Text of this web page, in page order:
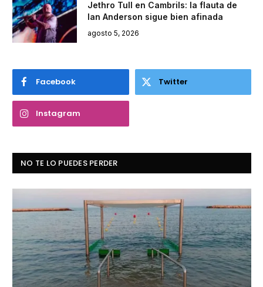
Jethro Tull en Cambrils: la flauta de
Ian Anderson sigue bien afinada
agosto 5, 2026
Facebook Twitter
Instagram
NO TE LO PUEDES PERDER